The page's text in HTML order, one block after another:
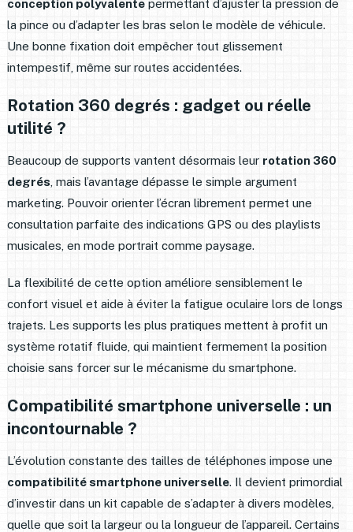
conception polyvalentepermettant d’ajuster la pression de
la pince ou d’adapter les bras selon le modèle de véhicule.
Une bonne fixation doit empêcher tout glissement
intempestif, même sur routes accidentées.
Rotation 360 degrés : gadget ou réelle
utilité ?
Beaucoup de supports vantent désormais leur rotation 360
degrés, mais l’avantage dépasse le simple argument
marketing. Pouvoir orienter l’écran librement permet une
consultation parfaite des indications GPS ou des playlists
musicales, en mode portrait comme paysage.
La flexibilité de cette option améliore sensiblement le
confort visuel et aide à éviter la fatigue oculaire lors de longs
trajets. Les supports les plus pratiques mettent à profit un
système rotatif fluide, qui maintient fermement la position
choisie sans forcer sur le mécanisme du smartphone.
Compatibilité smartphone universelle : un
incontournable ?
L’évolution constante des tailles de téléphones impose une
compatibilité smartphone universelle. Il devient primordial
d’investir dans un kit capable de s’adapter à divers modèles,
quelle que soit la largeur ou la longueur de l’appareil. Certains